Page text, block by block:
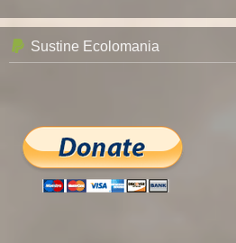
Sustine Ecolomania